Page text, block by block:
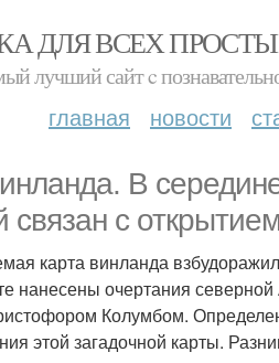
ДЛЯ ВСЕХ
лучший сайт c
главная новости
В
связан с
карта винланда
нанесены очертания
Колумбом.
этой загадочной карты.